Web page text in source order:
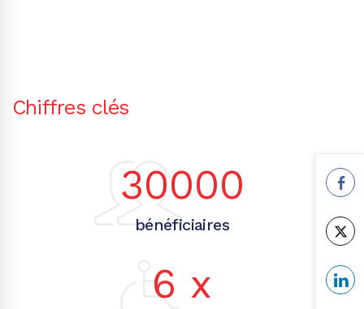
Chiffres clés
30000
bénéficiaires
6 x